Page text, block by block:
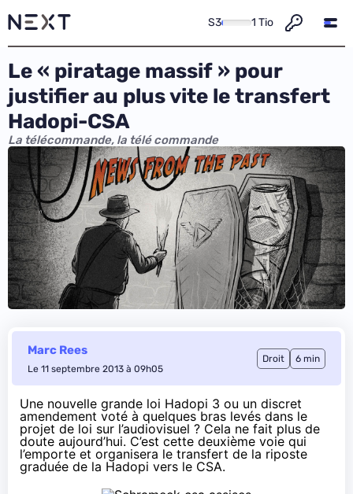
S3 1 Tio
Le « piratage massif » pour
justifier au plus vite le transfert
Hadopi-CSA
La télécommande, la télé commande
Marc Rees
Le 11 septembre 2013 à 09h05
Droit 6 min
Une nouvelle grande loi Hadopi 3 ou un discret
amendement voté à quelques bras levés dans le
projet de loi sur l’audiovisuel ? Cela ne fait plus de
doute aujourd’hui. C’est cette deuxième voie qui
l’emporte et organisera le transfert de la riposte
graduée de la Hadopi vers le CSA.